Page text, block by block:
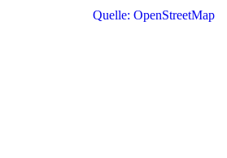
Quelle: OpenStreetMap